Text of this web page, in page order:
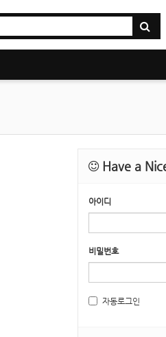
Have a
아이디
비밀번호
자동로그인